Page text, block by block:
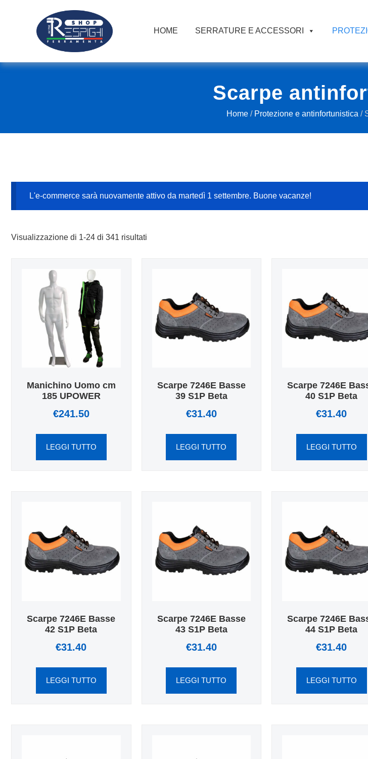
HOME SERRATURE E ACCESSORI
Scarpe
Home/ Protezione e antinfortunistica /
L'e-commerce sarà nuovamente attivo da martedì 1 settembre. Buone vacanze!
Visualizzazione di 1-24 di 341 risultati
Manichino Uomo cm
185 UPOWER
€241.50
LEGGI TUTTO
Scarpe 7246E Basse
39 S1P Beta
€31.40
LEGGI TUTTO
Scarpe 7246E
40 S1P Beta
€31.40
LEGGI TUTTO
Scarpe 7246E Basse
42 S1P Beta
€31.40
LEGGI TUTTO
Scarpe 7246E Basse
43 S1P Beta
€31.40
LEGGI TUTTO
Scarpe 7246E
44 S1P Beta
€31.40
LEGGI TUTTO